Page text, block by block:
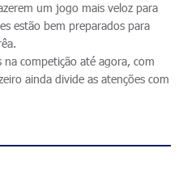
um jogo mais veloz para
estão bem preparados para
competição até agora, com
ainda divide as atenções com